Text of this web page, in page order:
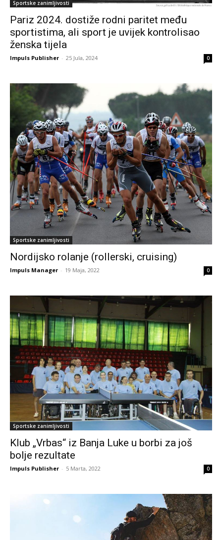
Sportske zanimljivosti
Pariz 2024. dostiže rodni paritet među
sportistima, ali sport je uvijek kontrolisao
ženska tijela
Impuls Publisher - 25 Jula, 2024 0
Sportske zanimljivosti
Nordijsko rolanje (rollerski, cruising)
Impuls Manager - 19 Maja, 2022 0
Sportske zanimljivosti
Klub „Vrbas“ iz Banja Luke u borbi za još
bolje rezultate
Impuls Publisher - 5 Marta, 2022 0